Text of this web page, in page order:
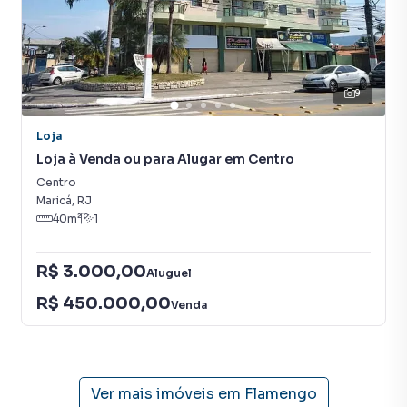
IPTU: R$452,52
DEMAIS TAXAS PODERÃO SER INFORMADAS DURANTE
O ATENDIMENTO.
Sala para Venda em região valorizada do bairro Flamengo,
em Maricá. Não encontrou o que procurava ou deseja mais
informações sobre Sala em Maricá? Entre em contato
com nossa equipe pelo telefone (21) 2637-3026.
casas residenciais e comerciais, sobrados, terrenos, lojas
e barracões para venda ou locação, além de
empreendimentos em construção ou lançamentos na
planta em Flamengo e em outras regiões de Maricá. Aqui
9
Loja
Loja à Venda ou para Alugar em Centro
Centro
Maricá, RJ
40m² 1
R$ 3.000,00Aluguel
R$ 450.000,00Venda
Ver mais imóveis em Flamengo